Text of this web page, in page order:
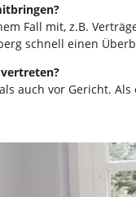
Fall mit, z.B.
schnell einen
auch vor Gericht.